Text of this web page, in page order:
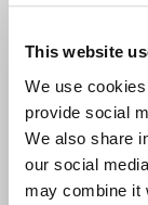
This website
We use
provide social
We also share
our social
may combine it